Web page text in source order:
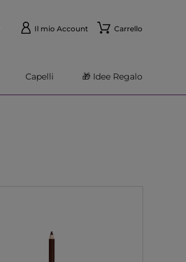
Il mio Account Carrello
Capelli 🎁 Idee Regalo